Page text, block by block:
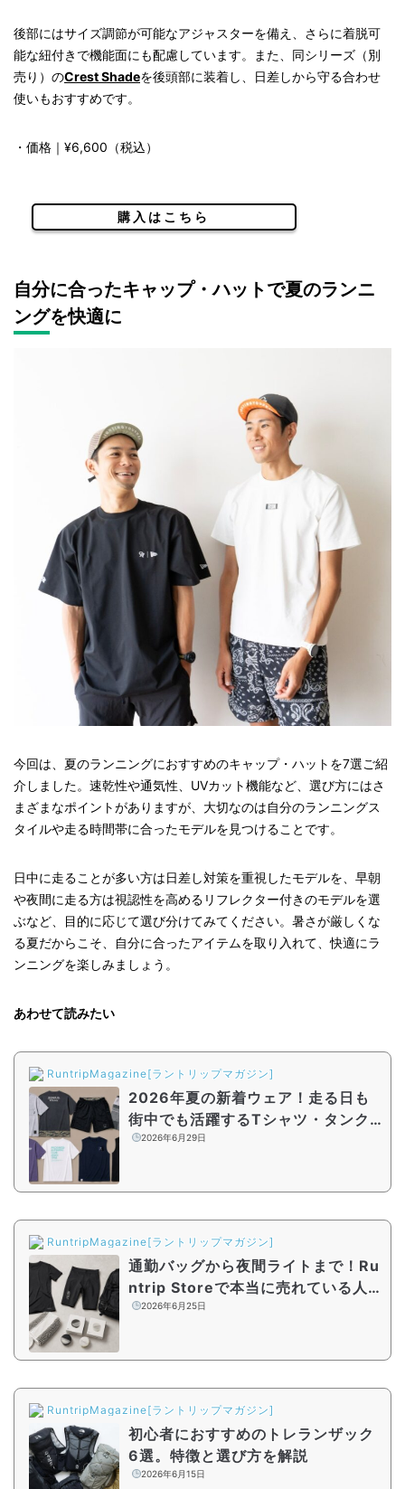
後部にはサイズ調節が可能なアジャスターを備え、さらに着脱可
能な紐付きで機能面にも配慮しています。また、同シリーズ（別
売り）のCrest Shadeを後頭部に装着し、日差しから守る合わせ
使いもおすすめです。
・価格｜¥6,600（税込）
購入はこちら
自分に合ったキャップ・ハットで夏のランニ
ングを快適に
今回は、夏のランニングにおすすめのキャップ・ハットを7選ご紹
介しました。速乾性や通気性、UVカット機能など、選び方にはさ
まざまなポイントがありますが、大切なのは自分のランニングス
タイルや走る時間帯に合ったモデルを見つけることです。
日中に走ることが多い方は日差し対策を重視したモデルを、早朝
や夜間に走る方は視認性を高めるリフレクター付きのモデルを選
ぶなど、目的に応じて選び分けてみてください。暑さが厳しくな
る夏だからこそ、自分に合ったアイテムを取り入れて、快適にラ
ンニングを楽しみましょう。
あわせて読みたい
RuntripMagazine[ラントリップマガジン]
2026年夏の新着ウェア！走る日も
街中でも活躍するTシャツ・タンク
トップ・パンツを厳選｜Runtrip St
2026年6月29日
RuntripMagazine[ラントリップマガジン]
通勤バッグから夜間ライトまで！Ru
ntrip Storeで本当に売れている人気
アイテム5選
2026年6月25日
RuntripMagazine[ラントリップマガジン]
初心者におすすめのトレランザック
6選。特徴と選び方を解説
2026年6月15日